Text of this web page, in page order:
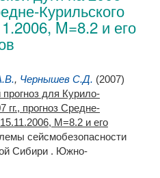
Курильского
M=8.2 и его
, Чернышев С.Д. (2007)
для Курило-
гг., прогноз Средне-
M=8.2 и его
сейсмобезопасности
Сибири . Южно-